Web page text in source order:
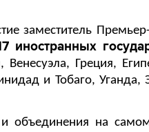
заместитель
иностранных
Венесуэла, Греция,
и Тобаго, Уганда,
объединения на